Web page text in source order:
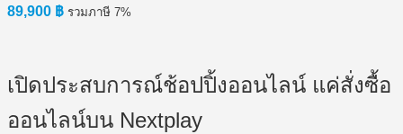
89,900 ฿ รวมภาษี 7%
เปิดประสบการณ์ช้อปปิ้งออนไลน์ แค่สั่งซื้อ
ออนไลน์บน Nextplay